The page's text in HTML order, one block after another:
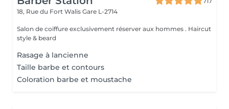
18, Rue du Fort Walis Gare L-2714
Salon de coiffure exclusivement réserver aux hommes . Haircut
style & beard
Rasage à lancienne
Taille barbe et contours
Coloration barbe et moustache